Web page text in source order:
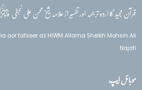
قرآن مجید کا اردو ترجمہ اور تفسیر از علامہ شیخ محسن علی نجفی
aor tafseer az HIWM Allama Sheikh Mohsin Ali
Najafi
موبائل ایپ